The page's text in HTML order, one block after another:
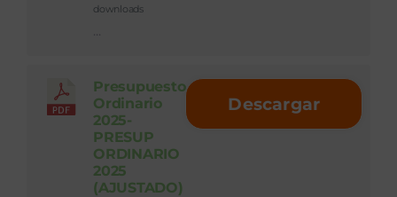
downloads
...
Presupuesto
Ordinario
2025-
PRESUP
ORDINARIO
2025
(AJUSTADO)
Descargar